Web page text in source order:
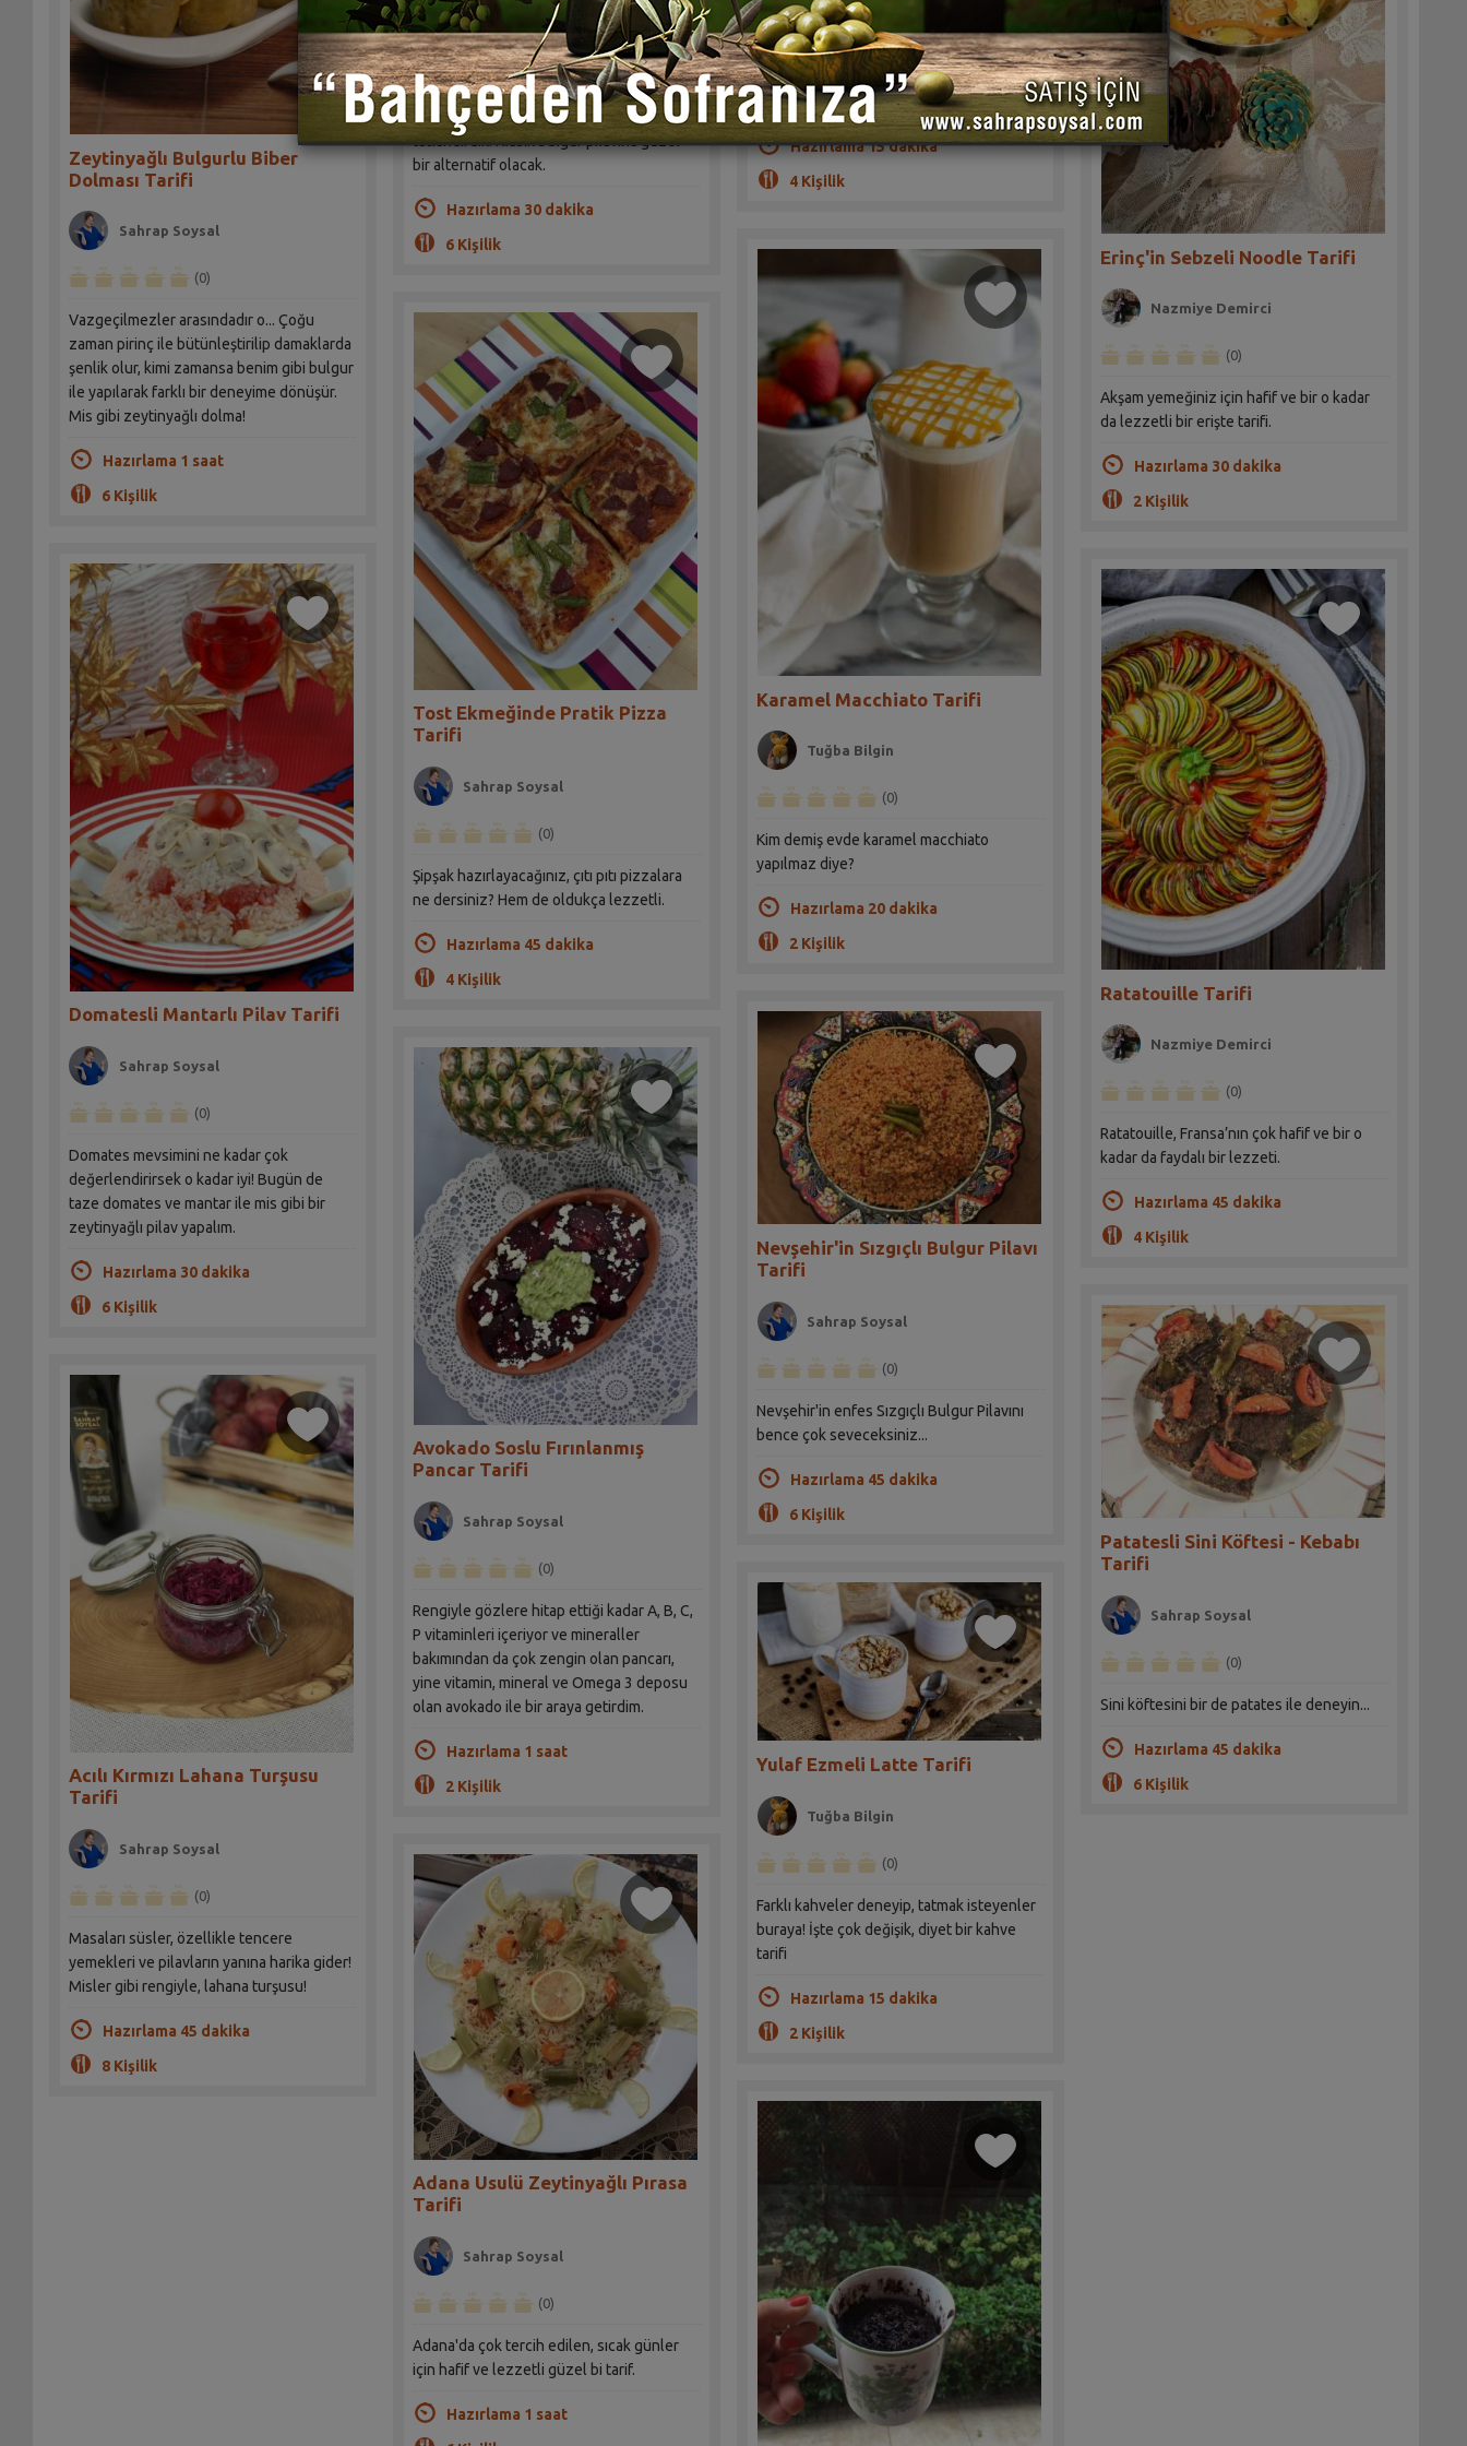
Zeytinyağlı Bulgurlu Biber
Dolması Tarifi
Sahrap Soysal
(0)
Vazgeçilmezler arasındadır o... Çoğu
zaman pirinç ile bütünleştirilip damaklarda
şenlik olur, kimi zamansa benim gibi bulgur
ile yapılarak farklı bir deneyime dönüşür.
Mis gibi zeytinyağlı dolma!
Hazırlama 1 saat
6 Kişilik
Domatesli Mantarlı Pilav Tarifi
Sahrap Soysal
(0)
Domates mevsimini ne kadar çok
değerlendirirsek o kadar iyi! Bugün de
taze domates ve mantar ile mis gibi bir
zeytinyağlı pilav yapalım.
Hazırlama 30 dakika
6 Kişilik
Acılı Kırmızı Lahana Turşusu
Tarifi
Sahrap Soysal
(0)
Masaları süsler, özellikle tencere
yemekleri ve pilavların yanına harika gider!
Misler gibi rengiyle, lahana turşusu!
Hazırlama 45 dakika
8 Kişilik
Sahrap Soysal
(0)
Sofralarımızın olmazsa olmazı bulgur
pilavını bu defa yeşil mercimek ile
tatlandırdık. Klasik bulgur pilavına güzel
bir alternatif olacak.
Hazırlama 30 dakika
6 Kişilik
Tost Ekmeğinde Pratik Pizza
Tarifi
Sahrap Soysal
(0)
Şipşak hazırlayacağınız, çıtı pıtı pizzalara
ne dersiniz? Hem de oldukça lezzetli.
Hazırlama 45 dakika
4 Kişilik
Avokado Soslu Fırınlanmış
Pancar Tarifi
Sahrap Soysal
(0)
Rengiyle gözlere hitap ettiği kadar A, B, C,
P vitaminleri içeriyor ve mineraller
bakımından da çok zengin olan pancarı,
yine vitamin, mineral ve Omega 3 deposu
olan avokado ile bir araya getirdim.
Hazırlama 1 saat
2 Kişilik
Adana Usulü Zeytinyağlı Pırasa
Tarifi
Sahrap Soysal
(0)
Adana'da çok tercih edilen, sıcak günler
için hafif ve lezzetli güzel bi tarif.
Hazırlama 1 saat
Naneli, fesleğenli ve salatalıklı değişik bir
ayran tarifi sofranız için güzel bir tercih
olacak.
Hazırlama 15 dakika
4 Kişilik
Karamel Macchiato Tarifi
Tuğba Bilgin
(0)
Kim demiş evde karamel macchiato
yapılmaz diye?
Hazırlama 20 dakika
2 Kişilik
Nevşehir'in Sızgıçlı Bulgur Pilavı
Tarifi
Sahrap Soysal
(0)
Nevşehir'in enfes Sızgıçlı Bulgur Pilavını
bence çok seveceksiniz...
Hazırlama 45 dakika
6 Kişilik
Yulaf Ezmeli Latte Tarifi
Tuğba Bilgin
(0)
Farklı kahveler deneyip, tatmak isteyenler
buraya! İşte çok değişik, diyet bir kahve
tarifi
Hazırlama 15 dakika
2 Kişilik
Erinç'in Sebzeli Noodle Tarifi
Nazmiye Demirci
(0)
Akşam yemeğiniz için hafif ve bir o kadar
da lezzetli bir erişte tarifi.
Hazırlama 30 dakika
2 Kişilik
Ratatouille Tarifi
Nazmiye Demirci
(0)
Ratatouille, Fransa’nın çok hafif ve bir o
kadar da faydalı bir lezzeti.
Hazırlama 45 dakika
4 Kişilik
Patatesli Sini Köftesi - Kebabı
Tarifi
Sahrap Soysal
(0)
Sini köftesini bir de patates ile deneyin...
Hazırlama 45 dakika
6 Kişilik